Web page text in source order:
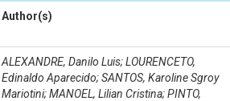
Author(s)
ALEXANDRE, Danilo Luis; LOURENCETO,
Edinaldo Aparecido; SANTOS, Karoline Sgroy
Mariotini; MANOEL, Lilian Cristina; PINTO,